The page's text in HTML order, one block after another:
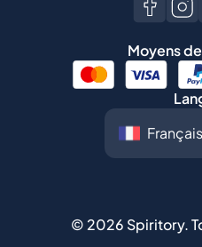
Moyens
© 2026 Spiritory.